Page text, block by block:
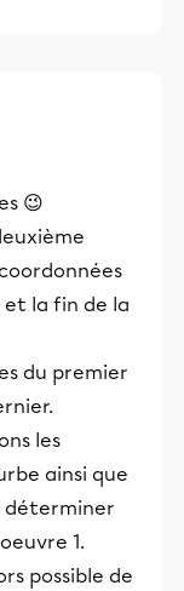
😉
la fin de la
du premier
les
ainsi que
déterminer
1.
possible de